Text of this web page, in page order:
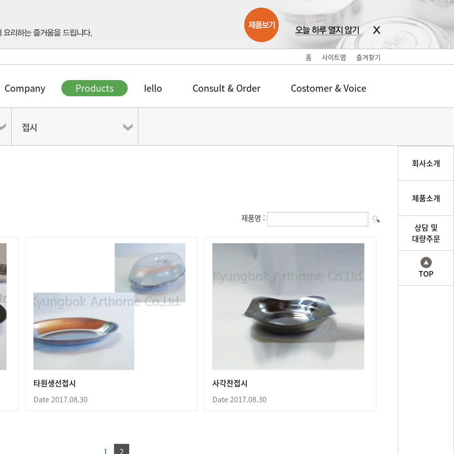
홈 사이트맵 즐겨찾기
Company Products Iello Consult & Order Costomer & Voice
접시
회사소개
제품소개
상담 및
대량주문
TOP
제품명 :
타원생선접시
Date 2017.08.30
사각찬접시
Date 2017.08.30
1 2